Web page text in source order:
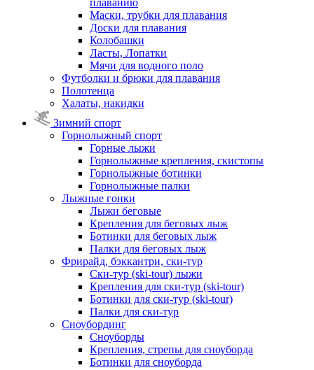
плаванию
Маски, трубки для плавания
Доски для плавания
Колобашки
Ласты, Лопатки
Мячи для водного поло
Футболки и брюки для плавания
Полотенца
Халаты, накидки
Зимний спорт
Горнолыжный спорт
Горные лыжи
Горнолыжные крепления, скистопы
Горнолыжные ботинки
Горнолыжные палки
Лыжные гонки
Лыжи беговые
Крепления для беговых лыж
Ботинки для беговых лыж
Палки для беговых лыж
Фрирайд, бэккантри, ски-тур
Ски-тур (ski-tour) лыжи
Крепления для ски-тур (ski-tour)
Ботинки для ски-тур (ski-tour)
Палки для ски-тур
Сноубординг
Сноуборды
Крепления, стрепы для сноуборда
Ботинки для сноуборда